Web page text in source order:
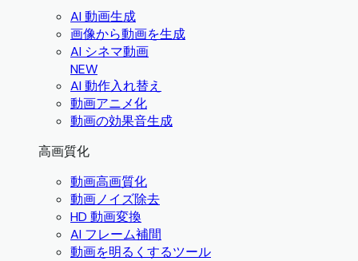
AI 動画生成
画像から動画を生成
AI シネマ動画
NEW
AI 動作入れ替え
動画アニメ化
動画の効果音生成
高画質化
動画高画質化
動画ノイズ除去
HD 動画変換
AI フレーム補間
動画を明るくするツール